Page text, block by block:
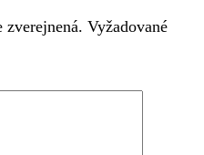
zverejnená. Vyžadované